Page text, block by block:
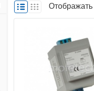
Отображать